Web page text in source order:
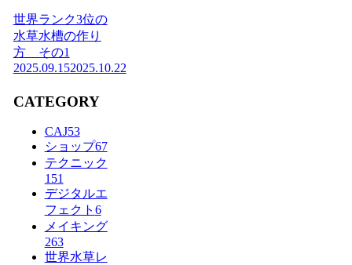
世界ランク3位の
水草水槽の作り
方 その1
2025.09.152025.10.22
CATEGORY
CAJ53
ショップ67
テクニック
151
デジタルエ
フェクト 6
メイキング
263
世界水草レ